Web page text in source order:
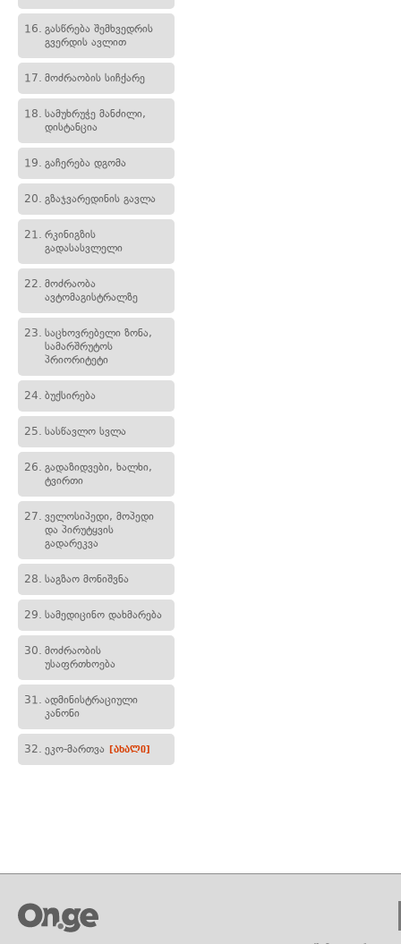
16. გასწრება შემხვედრის
გვერდის ავლით
17. მოძრაობის სიჩქარე
18. სამუხრუჭე მანძილი,
დისტანცია
19. გაჩერება დგომა
20. გზაჯვარედინის გავლა
21. რკინიგზის
გადასასვლელი
22. მოძრაობა
ავტომაგისტრალზე
23. საცხოვრებელი ზონა,
სამარშრუტოს
პრიორიტეტი
24. ბუქსირება
25. სასწავლო სვლა
26. გადაზიდვები, ხალხი,
ტვირთი
27. ველოსიპედი, მოპედი
და პირუტყვის
გადარეკვა
28. საგზაო მონიშვნა
29. სამედიცინო დახმარება
30. მოძრაობის
უსაფრთხოება
31. ადმინისტრაციული
კანონი
32. ეკო-მართვა [ახალი]